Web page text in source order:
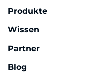
Produkte
Wissen
Partner
Blog